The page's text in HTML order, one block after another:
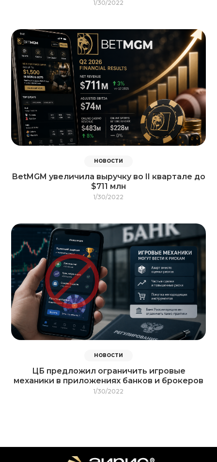
1/30/2022
НОВОСТИ
BetMGM увеличила выручку во II квартале до
$711 млн
1/30/2022
НОВОСТИ
ЦБ предложил ограничить игровые
механики в приложениях банков и брокеров
1/30/2022